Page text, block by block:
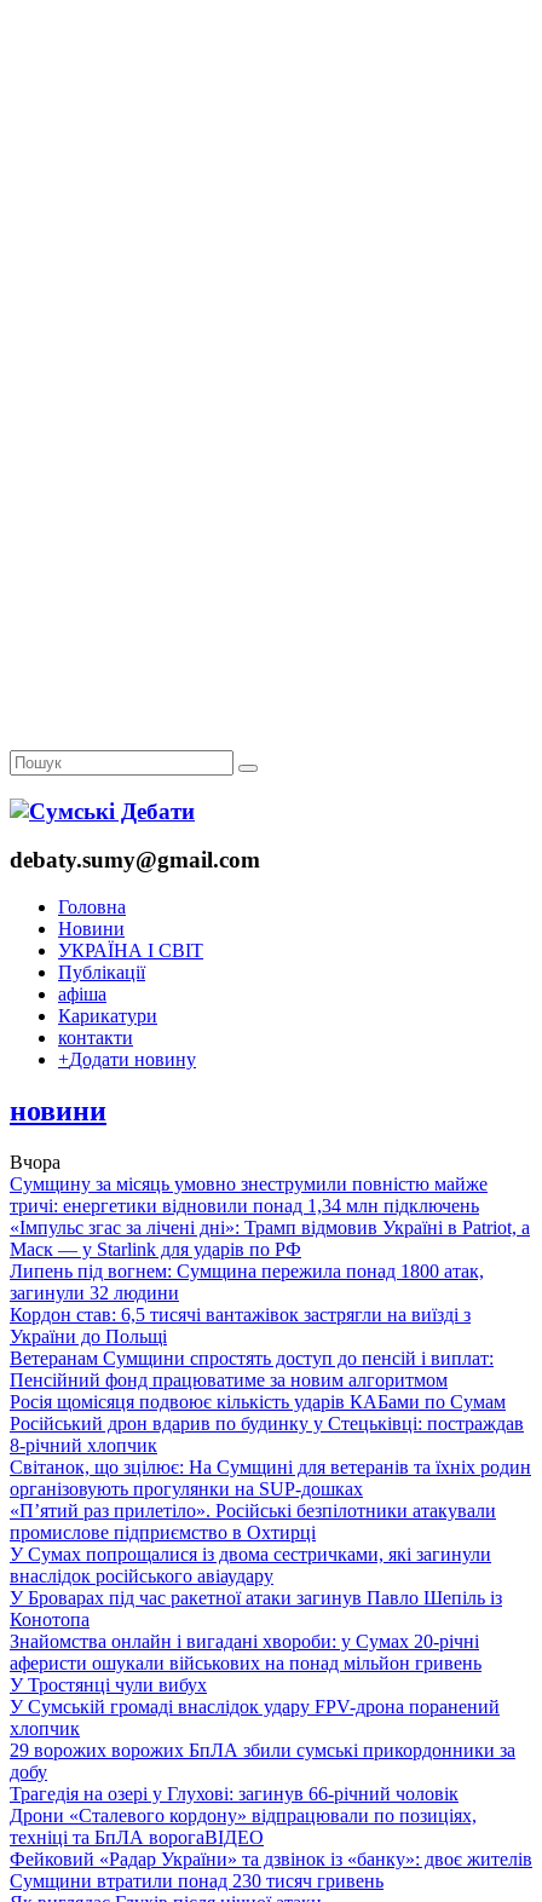
debaty.sumy@gmail.com
Головна
Новини
УКРАЇНА І СВІТ
Публікації
афіша
Карикатури
контакти
+Додати новину
новини
Вчора
Сумщину за місяць умовно знеструмили повністю майже
тричі: енергетики відновили понад 1,34 млн підключень
«Імпульс згас за лічені дні»: Трамп відмовив Україні в Patriot, а
Маск — у Starlink для ударів по РФ
Липень під вогнем: Сумщина пережила понад 1800 атак,
загинули 32 людини
Кордон став: 6,5 тисячі вантажівок застрягли на виїзді з
України до Польщі
Ветеранам Сумщини спростять доступ до пенсій і виплат:
Пенсійний фонд працюватиме за новим алгоритмом
Росія щомісяця подвоює кількість ударів КАБами по Сумам
Російський дрон вдарив по будинку у Стецьківці: постраждав
8-річний хлопчик
Світанок, що зцілює: На Сумщині для ветеранів та їхніх родин
організовують прогулянки на SUP-дошках
«П’ятий раз прилетіло». Російські безпілотники атакували
промислове підприємство в Охтирці
У Сумах попрощалися із двома сестричками, які загинули
внаслідок російського авіаудару
У Броварах під час ракетної атаки загинув Павло Шепіль із
Конотопа
Знайомства онлайн і вигадані хвороби: у Сумах 20-річні
аферисти ошукали військових на понад мільйон гривень
У Тростянці чули вибух
У Сумській громаді внаслідок удару FPV-дрона поранений
хлопчик
29 ворожих ворожих БпЛА збили сумські прикордонники за
добу
Трагедія на озері у Глухові: загинув 66-річний чоловік
Дрони «Сталевого кордону» відпрацювали по позиціях,
техніці та БпЛА ворогаВІДЕО
Фейковий «Радар України» та дзвінок із «банку»: двоє жителів
Сумщини втратили понад 230 тисяч гривень